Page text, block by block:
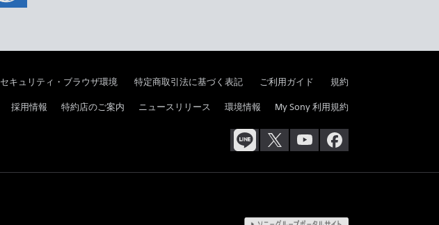
セキュリティ・ブラウザ環境 特定商取引法に基づく表記 ご利用ガイド 規約
採用情報 特約店のご案内 ニュースリリース 環境情報 My Sony 利用規約